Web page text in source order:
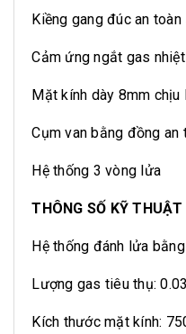
Kiềng gang đúc an
Cảm ứng ngắt gas
Mặt kính dày 8mm chịu
Cụm van bằng đồng an
Hệ thống 3 vòng lửa
THÔNG SỐ KỸ THUẬT
Hệ thống đánh lửa
Lượng gas tiêu thụ:
Kích thước mặt kính: